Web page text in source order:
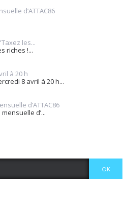
d’ATTAC86
les...
riches !...
à 20 h
8 avril à 20 h...
d’ATTAC86
d’...